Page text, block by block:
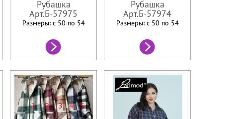
Рубашка
Арт.Б-57975
Размеры: с 50 по 54
Рубашка
Арт.Б-57974
Размеры: с 50 по 54